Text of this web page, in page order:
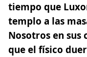
tiempo que
templo a las
Nosotros en sus
que el físico